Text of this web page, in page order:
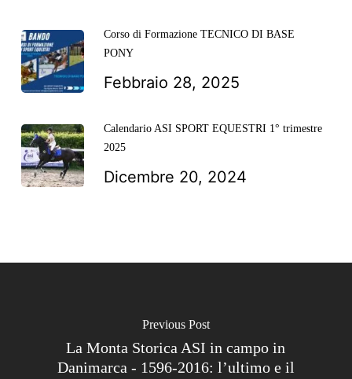
Corso di Formazione TECNICO DI BASE
PONY
Febbraio 28, 2025
Calendario ASI SPORT EQUESTRI 1° trimestre
2025
Dicembre 20, 2024
Previous Post
La Monta Storica ASI in campo in
Danimarca - 1596-2016: l’ultimo e il